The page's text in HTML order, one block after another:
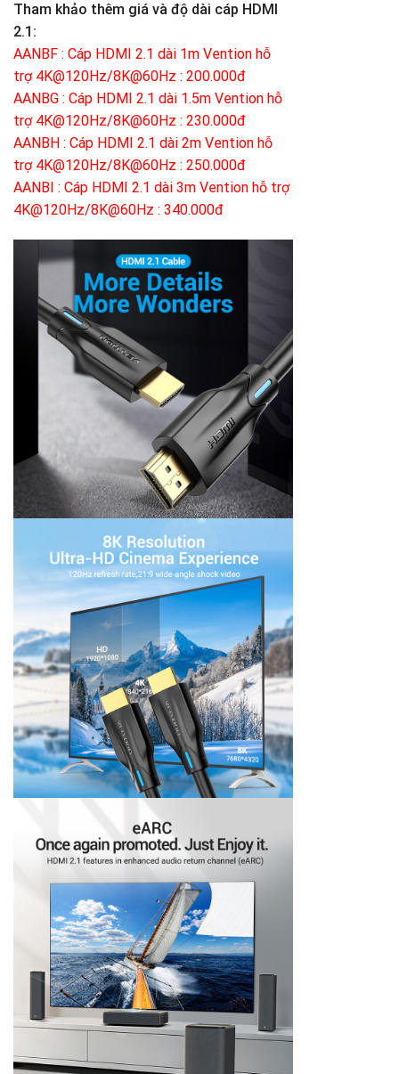
Tham khảo thêm giá và độ dài cáp HDMI
2.1:
AANBF : Cáp HDMI 2.1 dài 1m Vention hỗ
trợ 4K@120Hz/8K@60Hz : 200.000đ
AANBG : Cáp HDMI 2.1 dài 1.5m Vention hỗ
trợ 4K@120Hz/8K@60Hz : 230.000đ
AANBH : Cáp HDMI 2.1 dài 2m Vention hỗ
trợ 4K@120Hz/8K@60Hz : 250.000đ
AANBI : Cáp HDMI 2.1 dài 3m Vention hỗ trợ
4K@120Hz/8K@60Hz : 340.000đ